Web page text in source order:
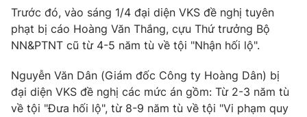
Trước đó, vào sáng 1/4 đại diện VKS đề nghị tuyên
phạt bị cáo Hoàng Văn Thắng, cựu Thứ trưởng Bộ
NN&PTNT cũ từ 4-5 năm tù về tội "Nhận hối lộ".
Nguyễn Văn Dân (Giám đốc Công ty Hoàng Dân) bị
đại diện VKS đề nghị các mức án gồm: Từ 2-3 năm tù
về tội "Đưa hối lộ", từ 8-9 năm tù về tội "Vi phạm quy